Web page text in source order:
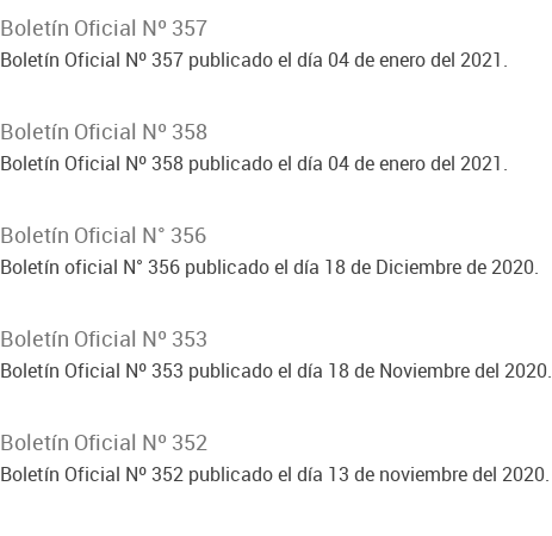
Boletín Oficial Nº 357
Boletín Oficial Nº 357 publicado el día 04 de enero del 2021.
Boletín Oficial Nº 358
Boletín Oficial Nº 358 publicado el día 04 de enero del 2021.
Boletín Oficial N° 356
Boletín oficial N° 356 publicado el día 18 de Diciembre de 2020.
Boletín Oficial Nº 353
Boletín Oficial Nº 353 publicado el día 18 de Noviembre del 2020.
Boletín Oficial Nº 352
Boletín Oficial Nº 352 publicado el día 13 de noviembre del 2020.